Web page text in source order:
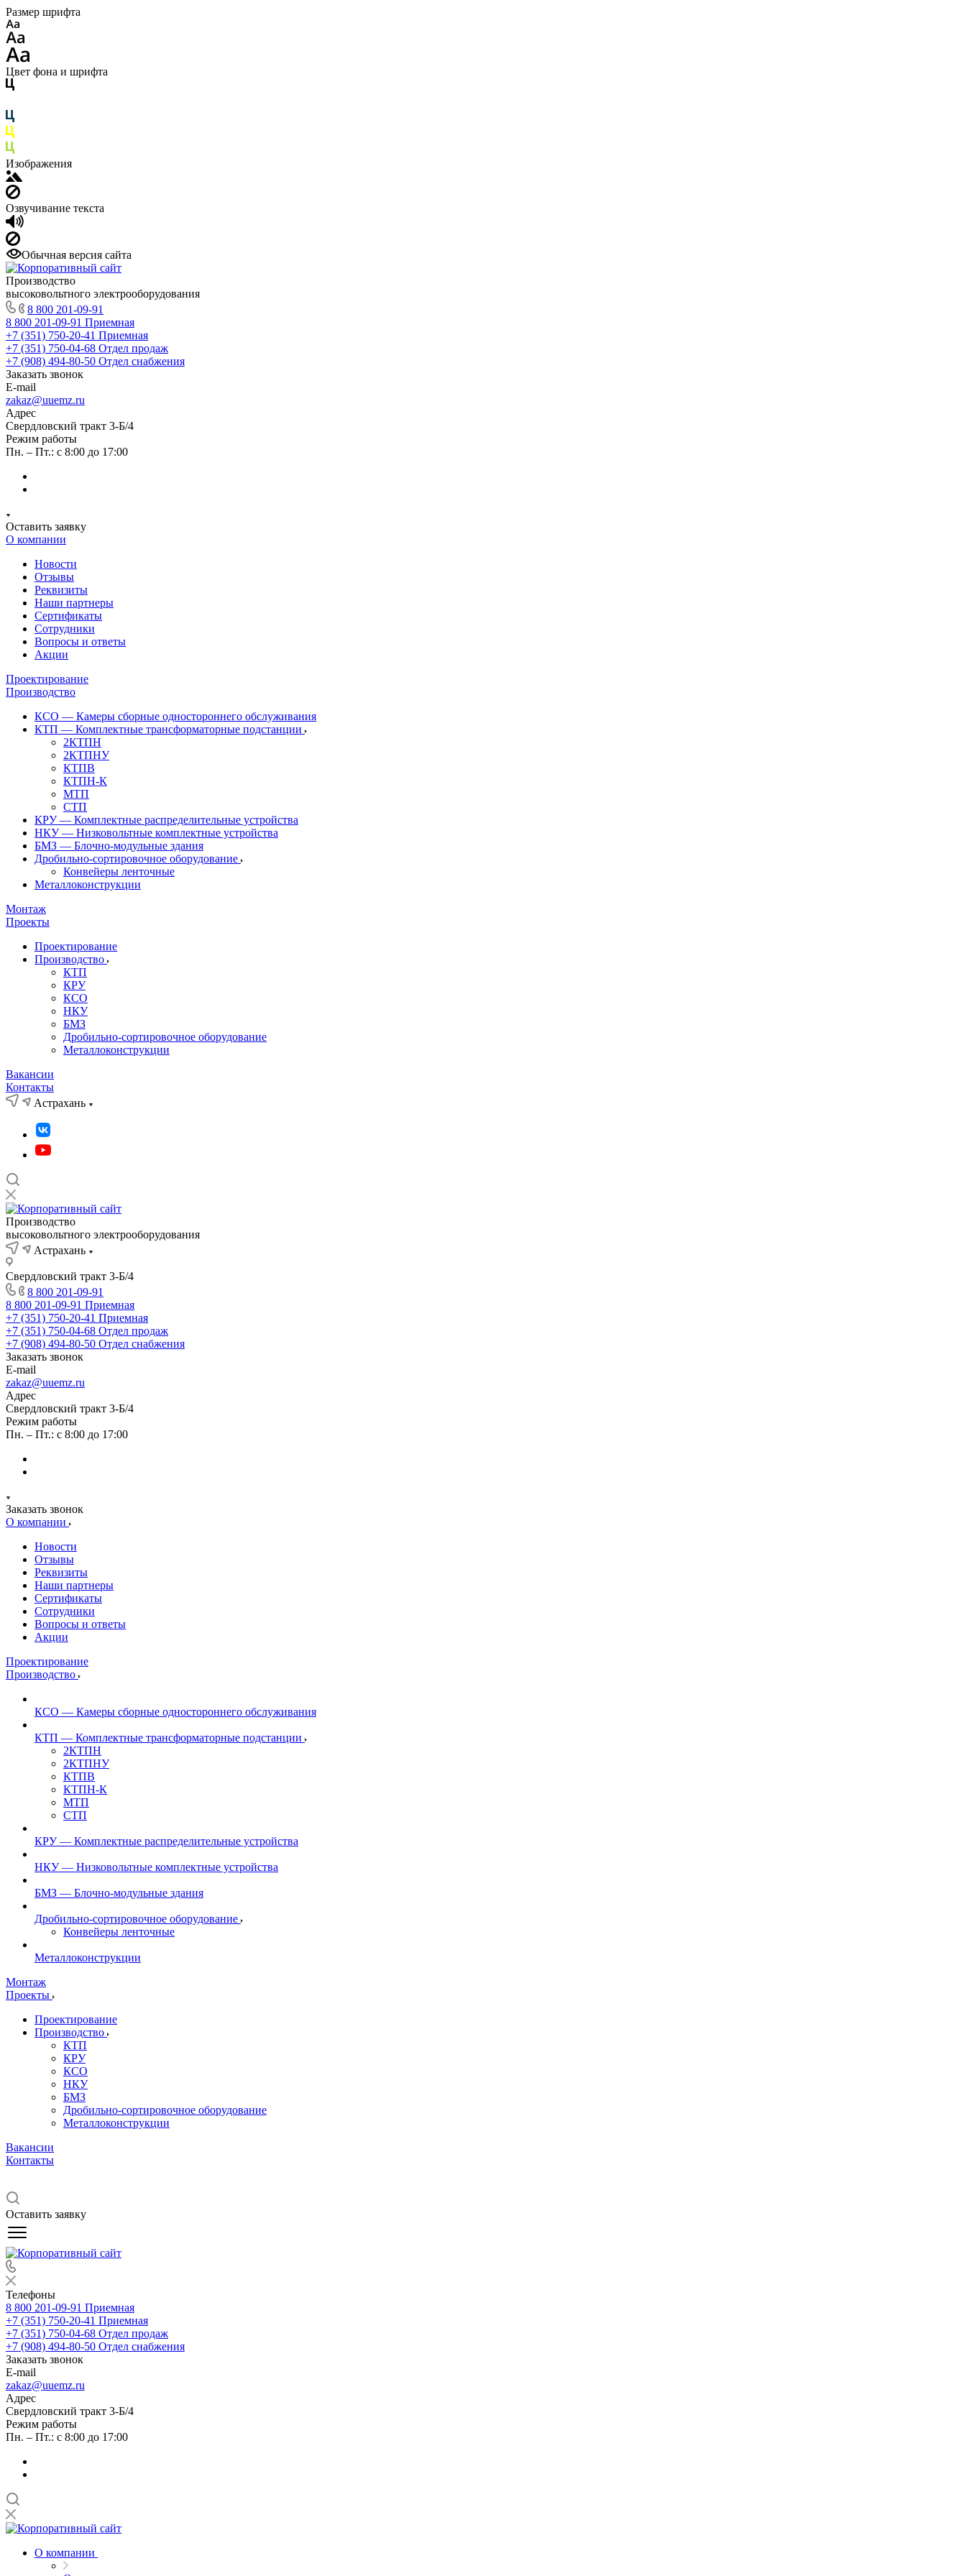
Размер шрифта
Цвет фона и шрифта
Изображения
Озвучивание текста
Обычная версия сайта
Производство
высоковольтного электрооборудования
8 800 201-09-91
8 800 201-09-91 Приемная
+7 (351) 750-20-41 Приемная
+7 (351) 750-04-68 Отдел продаж
+7 (908) 494-80-50 Отдел снабжения
Заказать звонок
E-mail
zakaz@uuemz.ru
Адрес
Свердловский тракт 3-Б/4
Режим работы
Пн. – Пт.: с 8:00 до 17:00
Оставить заявку
О компании
Новости
Отзывы
Реквизиты
Наши партнеры
Сертификаты
Сотрудники
Вопросы и ответы
Акции
Проектирование
Производство
КСО — Камеры сборные одностороннего обслуживания
КТП — Комплектные трансформаторные подстанции
2КТПН
2КТПНУ
КТПВ
КТПН-К
МТП
СТП
КРУ — Комплектные распределительные устройства
НКУ — Низковольтные комплектные устройства
БМЗ — Блочно-модульные здания
Дробильно-сортировочное оборудование
Конвейеры ленточные
Металлоконструкции
Монтаж
Проекты
Проектирование
Производство
КТП
КРУ
КСО
НКУ
БМЗ
Дробильно-сортировочное оборудование
Металлоконструкции
Вакансии
Контакты
Астрахань
Производство
высоковольтного электрооборудования
Астрахань
Свердловский тракт 3-Б/4
8 800 201-09-91
8 800 201-09-91 Приемная
+7 (351) 750-20-41 Приемная
+7 (351) 750-04-68 Отдел продаж
+7 (908) 494-80-50 Отдел снабжения
Заказать звонок
E-mail
zakaz@uuemz.ru
Адрес
Свердловский тракт 3-Б/4
Режим работы
Пн. – Пт.: с 8:00 до 17:00
Заказать звонок
О компании
Новости
Отзывы
Реквизиты
Наши партнеры
Сертификаты
Сотрудники
Вопросы и ответы
Акции
Проектирование
Производство
КСО — Камеры сборные одностороннего обслуживания
КТП — Комплектные трансформаторные подстанции
2КТПН
2КТПНУ
КТПВ
КТПН-К
МТП
СТП
КРУ — Комплектные распределительные устройства
НКУ — Низковольтные комплектные устройства
БМЗ — Блочно-модульные здания
Дробильно-сортировочное оборудование
Конвейеры ленточные
Металлоконструкции
Монтаж
Проекты
Проектирование
Производство
КТП
КРУ
КСО
НКУ
БМЗ
Дробильно-сортировочное оборудование
Металлоконструкции
Вакансии
Контакты
Оставить заявку
Телефоны
8 800 201-09-91 Приемная
+7 (351) 750-20-41 Приемная
+7 (351) 750-04-68 Отдел продаж
+7 (908) 494-80-50 Отдел снабжения
Заказать звонок
E-mail
zakaz@uuemz.ru
Адрес
Свердловский тракт 3-Б/4
Режим работы
Пн. – Пт.: с 8:00 до 17:00
О компании